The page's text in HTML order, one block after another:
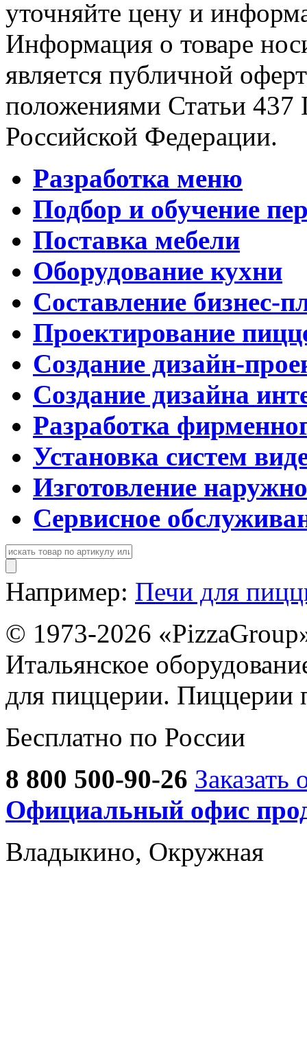
уточняйте цену и
Информация о товаре
является публичной
положениями Статьи 437
Российской Федерации.
Разработка меню
Подбор и обучение
Поставка мебели
Оборудование кухни
Составление бизнес-
Проектирование
Создание дизайн-
Создание дизайна
Разработка
Установка систем
Изготовление
Сервисное
Например: Печи для
© 1973-2026
Итальянское
для пиццерии. Пиццерии
Бесплатно по России
8 800 500-90-26 Заказать
Официальный офис
Владыкино, Окружная